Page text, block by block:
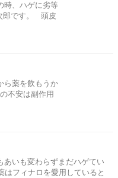
時、ハゲに劣等
郎です。 頭皮
ら薬を飲もうか
不安は副作用
いも変わらずまだハゲてい
フィナロを愛用していると